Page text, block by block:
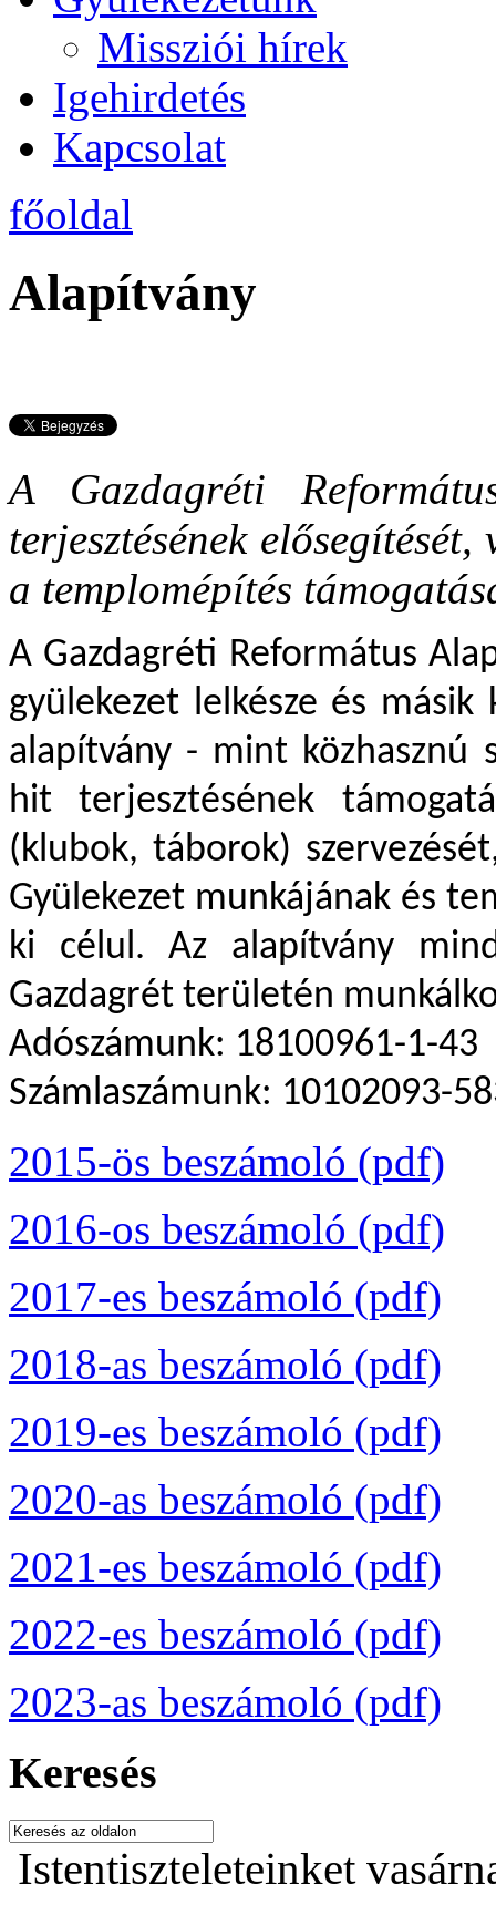
Missziói hírek
Igehirdetés
Kapcsolat
főoldal
Alapítvány
A Gazdagréti
terjesztésének
a templomépítés
A Gazdagréti Református
gyülekezet lelkésze és
alapítvány - mint közhasznú
hit terjesztésének
(klubok, táborok)
Gyülekezet munkájának és
ki célul. Az alapítvány
Gazdagrét területén
Adószámunk: 18100961-1-43
Számlaszámunk: 10102093-
2015-ös beszámoló (pdf)
2016-os beszámoló (pdf)
2017-es beszámoló (pdf)
2018-as beszámoló (pdf)
2019-es beszámoló (pdf)
2020-as beszámoló (pdf)
2021-es beszámoló (pdf)
2022-es beszámoló (pdf)
2023-as beszámoló (pdf)
Keresés
Istentiszteleteinket